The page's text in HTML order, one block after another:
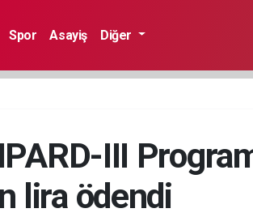
Spor Asayiş Diğer
III
lira ödendi